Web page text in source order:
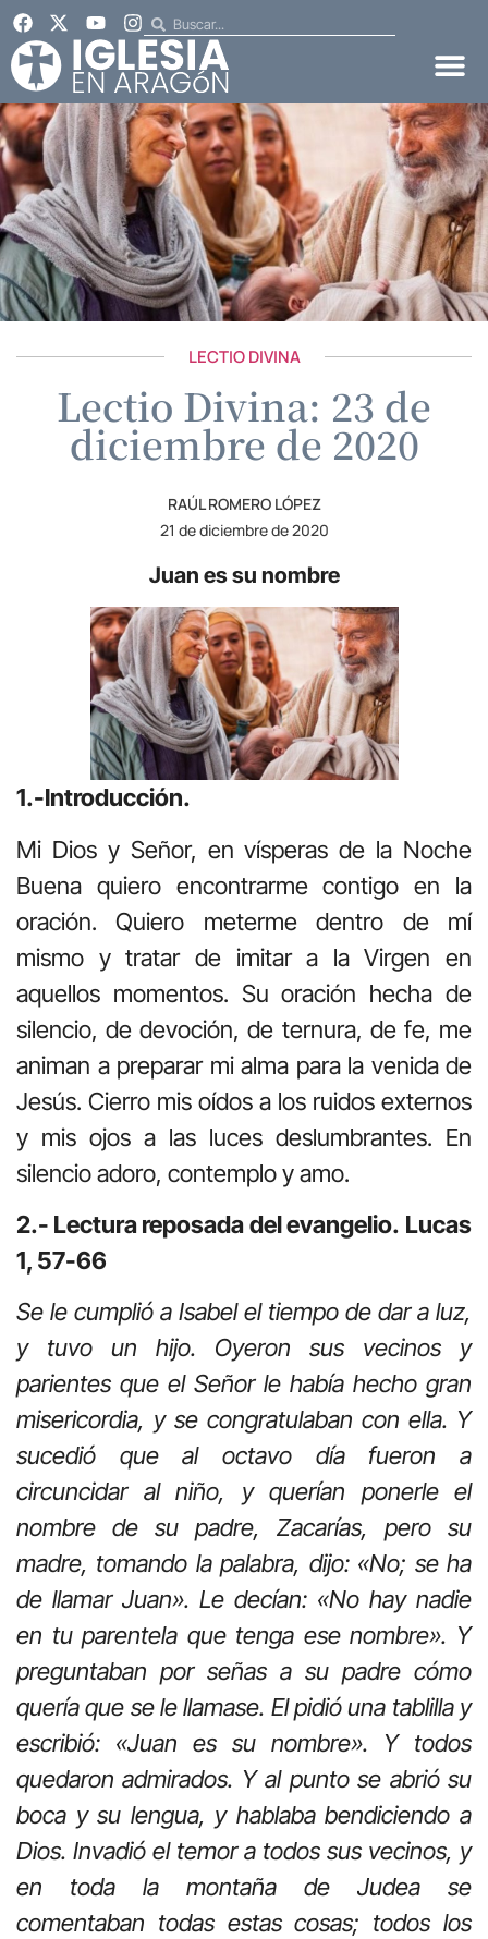
LECTIO DIVINA
Lectio Divina: 23 de
diciembre de 2020
RAÚL ROMERO LÓPEZ
21 de diciembre de 2020
Juan es su nombre
1.-Introducción.
Mi Dios y Señor, en vísperas de la Noche
Buena quiero encontrarme contigo en la
oración. Quiero meterme dentro de mí
mismo y tratar de imitar a la Virgen en
aquellos momentos. Su oración hecha de
silencio, de devoción, de ternura, de fe, me
animan a preparar mi alma para la venida de
Jesús. Cierro mis oídos a los ruidos externos
y mis ojos a las luces deslumbrantes. En
silencio adoro, contemplo y amo.
2.- Lectura reposada del evangelio. Lucas
1, 57-66
Se le cumplió a Isabel el tiempo de dar a luz,
y tuvo un hijo. Oyeron sus vecinos y
parientes que el Señor le había hecho gran
misericordia, y se congratulaban con ella. Y
sucedió que al octavo día fueron a
circuncidar al niño, y querían ponerle el
nombre de su padre, Zacarías, pero su
madre, tomando la palabra, dijo: «No; se ha
de llamar Juan». Le decían: «No hay nadie
en tu parentela que tenga ese nombre». Y
preguntaban por señas a su padre cómo
quería que se le llamase. El pidió una tablilla y
escribió: «Juan es su nombre». Y todos
quedaron admirados. Y al punto se abrió su
boca y su lengua, y hablaba bendiciendo a
Dios. Invadió el temor a todos sus vecinos, y
en toda la montaña de Judea se
comentaban todas estas cosas; todos los